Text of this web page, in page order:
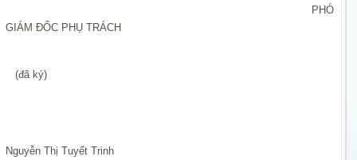
PHÓ
GIÁM ĐỐC PHỤ TRÁCH
(đã ký)
Nguyễn Thị Tuyết Trinh